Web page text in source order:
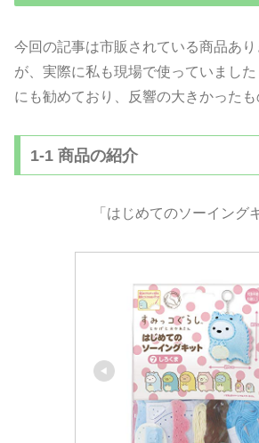
今回の記事は市販されている商品あ
が、実際に私も現場で使っていまし
にも勧めており、反響の大きかったも
1-1 商品の紹介
「はじめてのソーイング